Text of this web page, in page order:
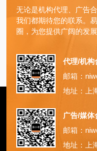
无论是机构代理、广告
我们都期待您的联系。
圈，为您提供广阔的发展
代理/机构
邮箱：
地址：上
广告/媒体
邮箱：
地址：上